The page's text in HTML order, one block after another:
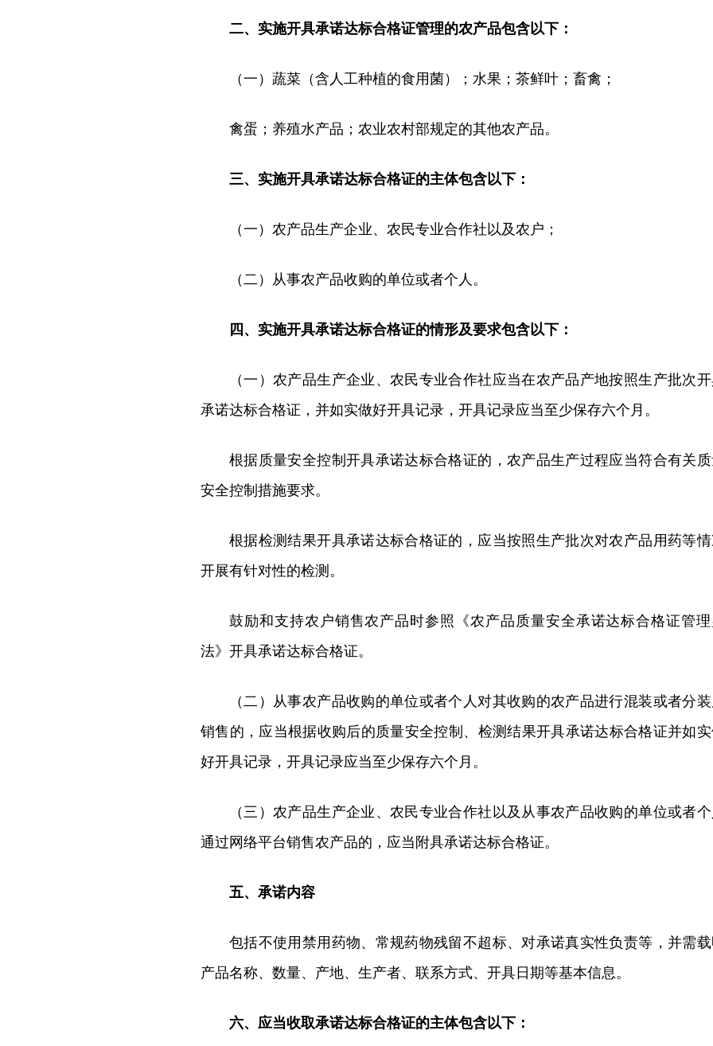
二、实施开具承诺达标合格证管理的农产品包含以下：
（一）蔬菜（含人工种植的食用菌）；水果；茶鲜叶；畜禽；
禽蛋；养殖水产品；农业农村部规定的其他农产品。
三、实施开具承诺达标合格证的主体包含以下：
（一）农产品生产企业、农民专业合作社以及农户；
（二）从事农产品收购的单位或者个人。
四、实施开具承诺达标合格证的情形及要求包含以下：
（一）农产品生产企业、农民专业合作社应当在农产品产地按照生产批次
承诺达标合格证，并如实做好开具记录，开具记录应当至少保存六个月。
根据质量安全控制开具承诺达标合格证的，农产品生产过程应当符合有关
安全控制措施要求。
根据检测结果开具承诺达标合格证的，应当按照生产批次对农产品用药等
开展有针对性的检测。
鼓励和支持农户销售农产品时参照《农产品质量安全承诺达标合格证管
法》开具承诺达标合格证。
（二）从事农产品收购的单位或者个人对其收购的农产品进行混装或者分
销售的，应当根据收购后的质量安全控制、检测结果开具承诺达标合格证并如
好开具记录，开具记录应当至少保存六个月。
（三）农产品生产企业、农民专业合作社以及从事农产品收购的单位或者
通过网络平台销售农产品的，应当附具承诺达标合格证。
五、承诺内容
包括不使用禁用药物、常规药物残留不超标、对承诺真实性负责等，并需
产品名称、数量、产地、生产者、联系方式、开具日期等基本信息。
六、应当收取承诺达标合格证的主体包含以下：